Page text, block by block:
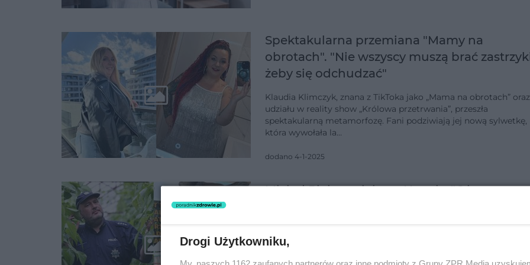
Spektakularna przemiana "Mamy na
obrotach". "Nie wszyscy muszą brać
żeby się odchudzać"
Klaudia Klimczyk, znana z TikToka jako „Mama na obrotach”
udziału w reality show „Królowa przetrwania”, przeszła
spektakularną metamorfozę. Fani podziwiają jej nową sylwetkę,
która wywołała la…
dodano 4-1-2025
Michał Piela, serialowy Nocul z "Ojca
Michał Piela, aktor znany z roli aspiranta Nocula w popularnym
serialu „Ojciec Mateusz”, jakiś czas temu przeszedł niezwykłą
Drogi Użytkowniku,